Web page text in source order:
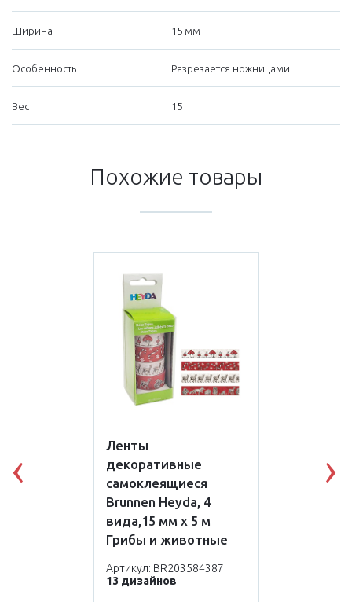
Ширина 15 мм
Особенность Разрезается ножницами
Вес 15
Похожие товары
Ленты
декоративные
самоклеящиеся
Brunnen Heyda, 4
вида,15 мм х 5 м
Грибы и животные
Артикул: BR203584387
13 дизайнов